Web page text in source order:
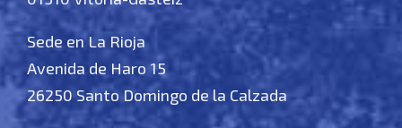
Sede en La Rioja
Avenida de Haro 15
26250 Santo Domingo de la Calzada